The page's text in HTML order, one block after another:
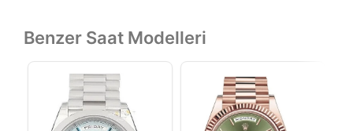
Benzer Saat Modelleri